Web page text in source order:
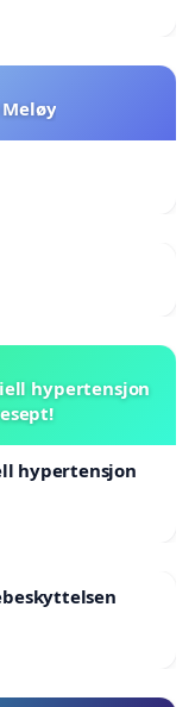
hypertensjon
hypertensjon